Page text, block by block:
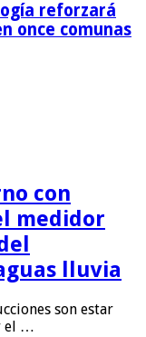
reforzará
once comunas
con
medidor
lluvia
son estar
el …